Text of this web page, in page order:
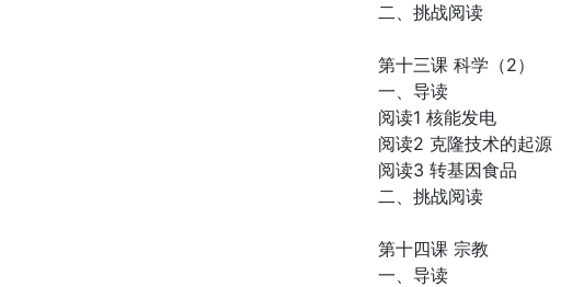
二、挑战阅读
第十三课 科学（2）
一、导读
阅读1 核能发电
阅读2 克隆技术的起源
阅读3 转基因食品
二、挑战阅读
第十四课 宗教
一、导读